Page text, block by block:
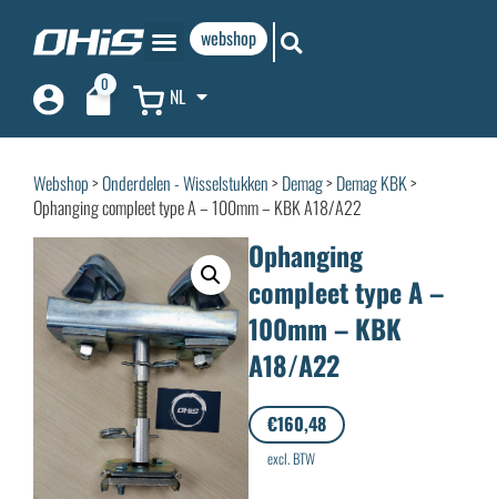
webshop
0 NL
Webshop>Onderdelen - Wisselstukken> Demag> Demag KBK>
Ophanging compleet type A – 100mm – KBK A18/A22
Ophanging
compleet type A –
100mm – KBK
A18/A22
€160,48
excl. BTW